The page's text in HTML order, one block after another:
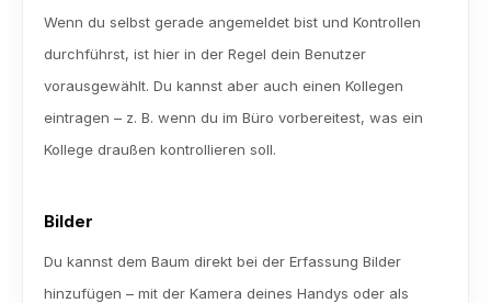
Wenn du selbst gerade angemeldet bist und Kontrollen
durchführst, ist hier in der Regel dein Benutzer
vorausgewählt. Du kannst aber auch einen Kollegen
eintragen – z. B. wenn du im Büro vorbereitest, was ein
Kollege draußen kontrollieren soll.
Bilder
Du kannst dem Baum direkt bei der Erfassung Bilder
hinzufügen – mit der Kamera deines Handys oder als